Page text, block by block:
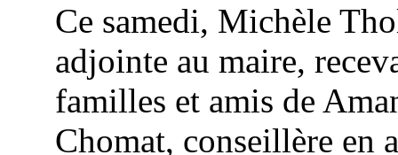
Ce samedi, Michèle
adjointe au maire,
familles et amis de
Chomat, conseillère en